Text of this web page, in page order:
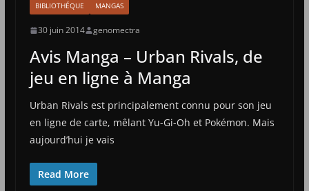
BIBLIOTHÉQUE MANGAS
30 juin 2014 genomectra
Avis Manga – Urban Rivals, de
jeu en ligne à Manga
Urban Rivals est principalement connu pour son jeu
en ligne de carte, mêlant Yu-Gi-Oh et Pokémon. Mais
aujourd’hui je vais
Read More